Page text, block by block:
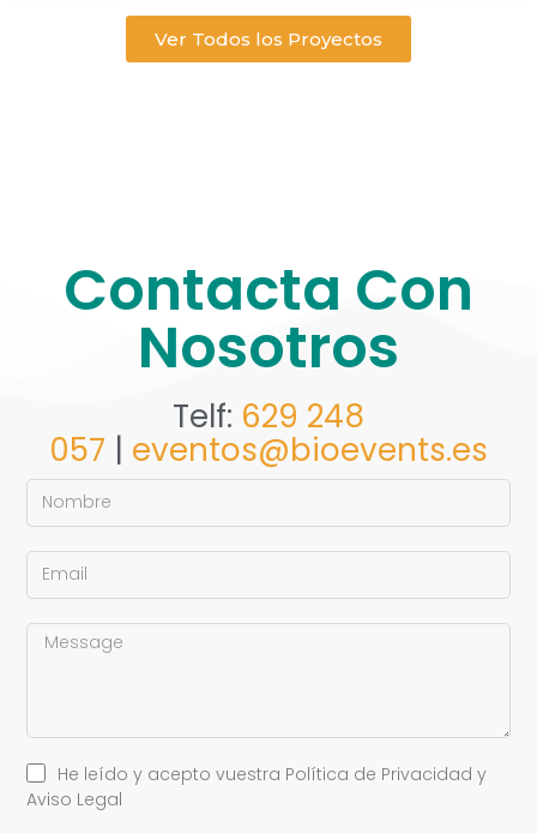
Ver Todos los Proyectos
Contacta Con
Nosotros
Telf: 629 248
057 | eventos@bioevents.es
He leído y acepto vuestra Política de Privacidad y
Aviso Legal